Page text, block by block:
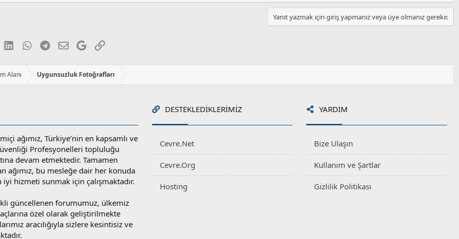
Yanıt yazmak için giriş yapmanız veya üye olmanız gerekir.
LinkedInWhatsApp
Telegram
E-postaGoogleLink
Alanı Uygunsuzluk Fotoğrafları
ağımız, Türkiye'nin en kapsamlı ve
Profesyonelleri topluluğu
devam etmektedir. Tamamen
ağımız, bu mesleğe dair her konuda
iyi hizmeti sunmak için çalışmaktadır.
güncellenen forumumuz, ülkemiz
özel olarak geliştirilmekte
aracılığıyla sizlere kesintisiz ve
DESTEKLEDIKLERIMIZ
Cevre.Net
Cevre.Org
Hosting
YARDIM
Bize Ulaşın
Kullanım ve Şartlar
Gizlilik Politikası